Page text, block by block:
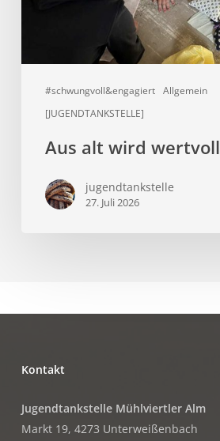
#schwungvoll&engagiert Allgemein
[JUGENDTANKSTELLE]
Aus alt wird wertvoll
jugendtankstelle
27. Juli 2026
Kontakt
Jugendtankstelle Mühlviertler Alm
Markt 19, 4273 Unterweißenbach